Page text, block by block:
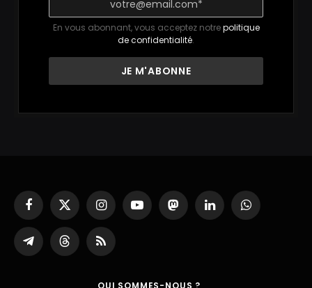
En vous abonnant, vous acceptez notrepolitique
de confidentialité.
Facebook
X
(Twitter)
InstagramYouTubeMastodonLinkedInWhatsApp
Partager
sur
ThreadsRSS